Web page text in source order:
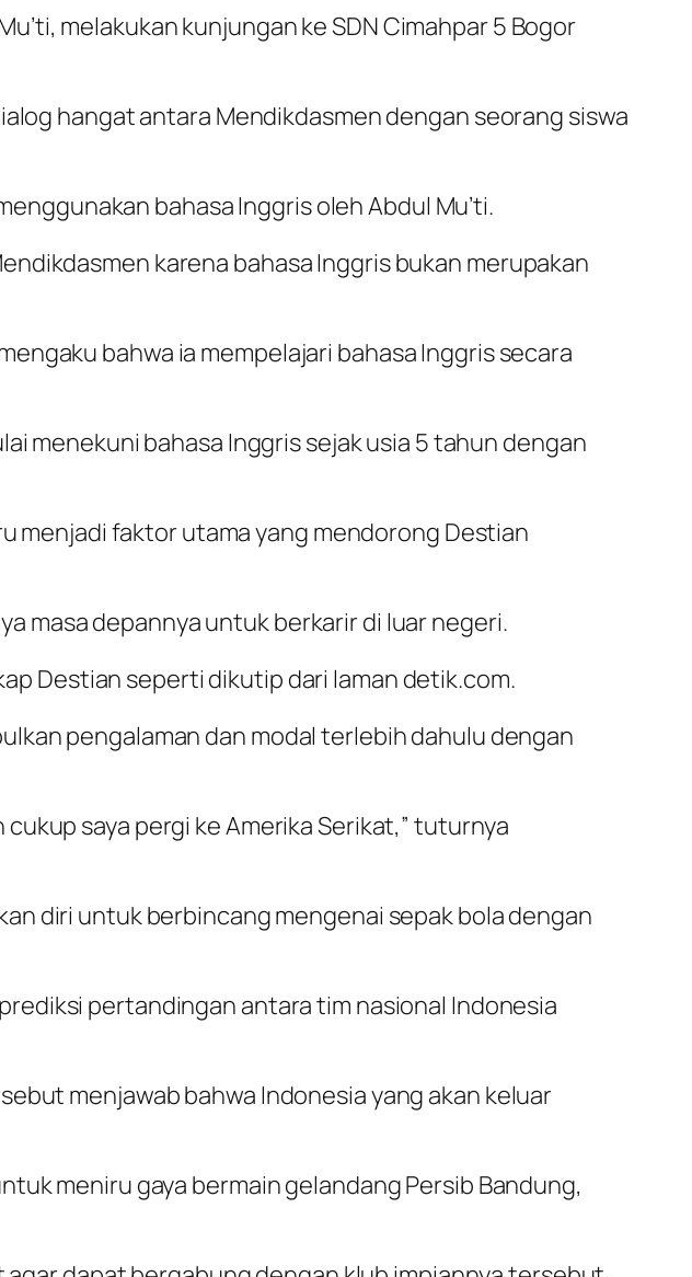
melakukan kunjungan ke SDN Cimahpar 5 Bogor
hangat antara Mendikdasmen dengan seorang siswa
bahasa Inggris oleh Abdul Mu’ti.
karena bahasa Inggris bukan merupakan
bahwa ia mempelajari bahasa Inggris secara
menekuni bahasa Inggris sejak usia 5 tahun dengan
menjadi faktor utama yang mendorong Destian
masa depannya untuk berkarir di luar negeri.
Destian seperti dikutip dari laman detik.com.
pengalaman dan modal terlebih dahulu dengan
cukup saya pergi ke Amerika Serikat,” tuturnya
diri untuk berbincang mengenai sepak bola dengan
pertandingan antara tim nasional Indonesia
menjawab bahwa Indonesia yang akan keluar
meniru gaya bermain gelandang Persib Bandung,